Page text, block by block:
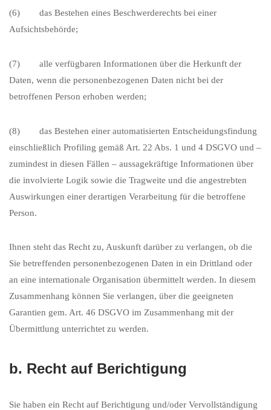
(6) das Bestehen eines Beschwerderechts bei einer
Aufsichtsbehörde;
(7) alle verfügbaren Informationen über die Herkunft der
Daten, wenn die personenbezogenen Daten nicht bei der
betroffenen Person erhoben werden;
(8) das Bestehen einer automatisierten Entscheidungsfindung
einschließlich Profiling gemäß Art. 22 Abs. 1 und 4 DSGVO und –
zumindest in diesen Fällen – aussagekräftige Informationen über
die involvierte Logik sowie die Tragweite und die angestrebten
Auswirkungen einer derartigen Verarbeitung für die betroffene
Person.
Ihnen steht das Recht zu, Auskunft darüber zu verlangen, ob die
Sie betreffenden personenbezogenen Daten in ein Drittland oder
an eine internationale Organisation übermittelt werden. In diesem
Zusammenhang können Sie verlangen, über die geeigneten
Garantien gem. Art. 46 DSGVO im Zusammenhang mit der
Übermittlung unterrichtet zu werden.
b. Recht auf Berichtigung
Sie haben ein Recht auf Berichtigung und/oder Vervollständigung